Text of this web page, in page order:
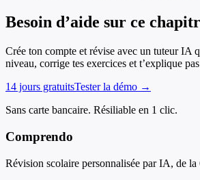
Besoin d’aide sur ce
Crée ton compte et révise avec un tuteur IA
niveau, corrige tes exercices et t’explique
14 jours gratuitsTester la démo →
Sans carte bancaire. Résiliable en 1 clic.
Comprendo
Révision scolaire personnalisée par IA, de la